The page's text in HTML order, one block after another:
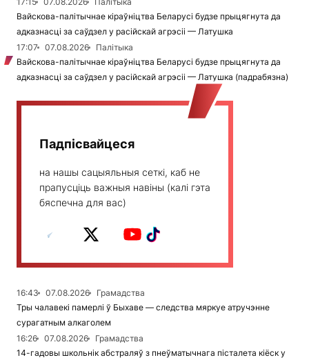
Вайскова-палітычнае кіраўніцтва Беларусі будзе прыцягнута да
адказнасці за саўдзел у расійскай агрэсіі — Латушка
17:07
07.08.2026
Палітыка
Вайскова-палітычнае кіраўніцтва Беларусі будзе прыцягнута да
адказнасці за саўдзел у расійскай агрэсіі — Латушка (падрабязна)
Падпісвайцеся
на нашы сацыяльныя сеткі, каб не
прапусціць важныя навіны (калі гэта
бяспечна для вас)
16:43 07.08.2026
Грамадства
Тры чалавекі памерлі ў Быхаве — следства мяркуе атручэнне
сурагатным алкаголем
16:26
07.08.2026
Грамадства
14-гадовы школьнік абстраляў з пнеўматычнага пісталета кіёск у